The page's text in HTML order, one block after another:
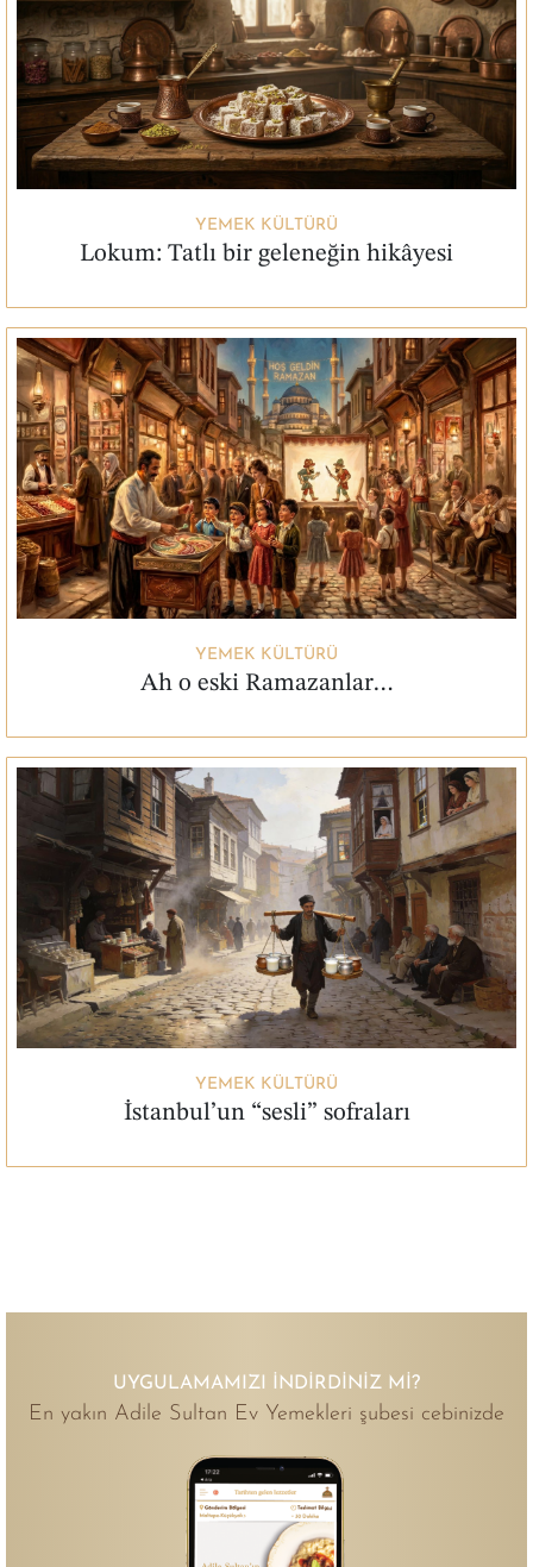
YEMEK KÜLTÜRÜ
Lokum: Tatlı bir geleneğin hikâyesi
YEMEK KÜLTÜRÜ
Ah o eski Ramazanlar…
YEMEK KÜLTÜRÜ
İstanbul’un “sesli” sofraları
UYGULAMAMIZI İNDIRDINIZ MI?
En yakın Adile Sultan Ev Yemekleri şubesi cebinizde